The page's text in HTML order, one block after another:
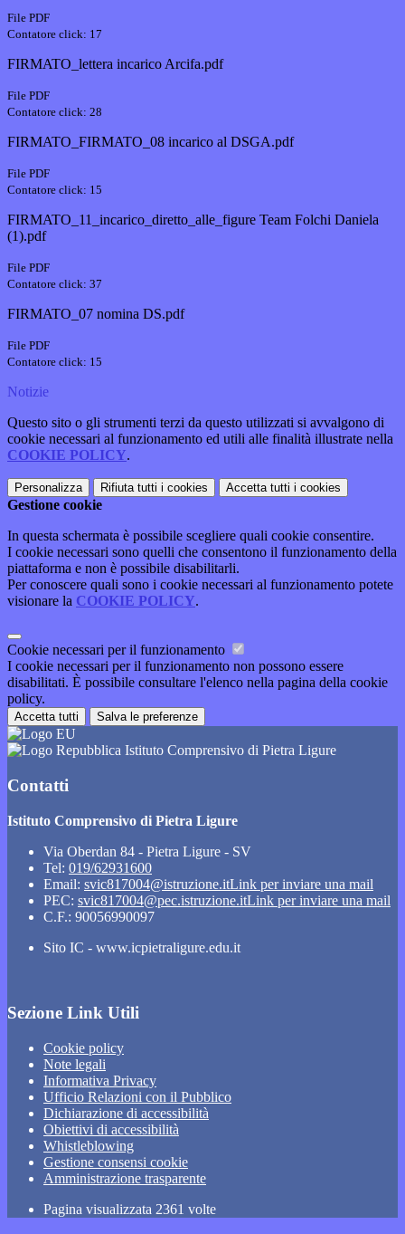
File PDF
Contatore click: 17
FIRMATO_lettera incarico Arcifa.pdf
File PDF
Contatore click: 28
FIRMATO_FIRMATO_08 incarico al DSGA.pdf
File PDF
Contatore click: 15
FIRMATO_11_incarico_diretto_alle_figure Team Folchi Daniela
(1).pdf
File PDF
Contatore click: 37
FIRMATO_07 nomina DS.pdf
File PDF
Contatore click: 15
Notizie
Questo sito o gli strumenti terzi da questo utilizzati si avvalgono di
cookie necessari al funzionamento ed utili alle finalità illustrate nella
COOKIE POLICY.
Personalizza Rifiuta tutti i cookies Accetta tutti i cookies
Gestione cookie
In questa schermata è possibile scegliere quali cookie consentire.
I cookie necessari sono quelli che consentono il funzionamento della
piattaforma e non è possibile disabilitarli.
Per conoscere quali sono i cookie necessari al funzionamento potete
visionare la COOKIE POLICY.
Cookie necessari per il funzionamento
I cookie necessari per il funzionamento non possono essere
disabilitati. È possibile consultare l'elenco nella pagina della cookie
policy.
Accetta tutti Salva le preferenze
Istituto Comprensivo di Pietra Ligure
Contatti
Istituto Comprensivo di Pietra Ligure
Via Oberdan 84 - Pietra Ligure - SV
Tel: 019/62931600
Email: svic817004@istruzione.itLink per inviare una mail
PEC: svic817004@pec.istruzione.itLink per inviare una mail
C.F.: 90056990097
Sito IC - www.icpietraligure.edu.it
Sezione Link Utili
Cookie policy
Note legali
Informativa Privacy
Ufficio Relazioni con il Pubblico
Dichiarazione di accessibilità
Obiettivi di accessibilità
Whistleblowing
Gestione consensi cookie
Amministrazione trasparente
Pagina visualizzata 2361 volte